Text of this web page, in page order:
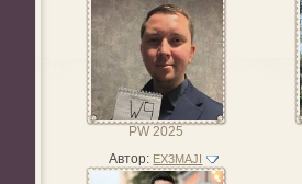
PW 2025
Автор: EX3MAJI